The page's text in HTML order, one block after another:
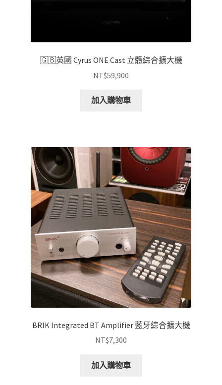
🇬🇧英國 Cyrus ONE Cast 立體綜合擴大機
NT$59,900
加入購物車
BRIK Integrated BT Amplifier 藍牙綜合擴大機
NT$7,300
加入購物車